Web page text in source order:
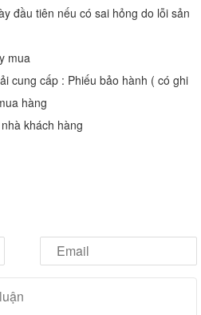
đầu tiên nếu có sai hỏng do lỗi sản
mua
cung cấp : Phiếu bảo hành ( có ghi
hàng
khách hàng